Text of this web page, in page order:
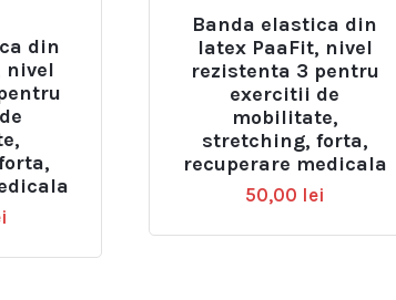
din
nivel
Banda elastica din
latex PaaFit, nivel
rezistenta 3 pentru
exercitii de
mobilitate,
stretching, forta,
recuperare medicala
50,00 lei